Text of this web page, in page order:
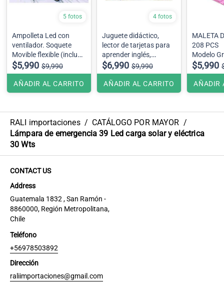
5 fotos
Ampolleta Led con
ventilador. Soquete
Movible flexible (incluye
control remoto)
$5,990 $9,990
AÑADIR AL CARRITO
4 fotos
Juguete didáctico,
lector de tarjetas para
aprender inglés,
Recargable usb ,
$6,990 $9,990
AÑADIR AL CARRITO
MALETA DE LÁPICES
208 PCS
Modelo
$5,990
AÑADIR
RALI importaciones / CATÁLOGO POR MAYOR /
Lámpara de emergencia 39 Led carga solar y eléctrica
30 Wts
CONTACT US
Address
Guatemala 1832 , San Ramón -
8860000, Región Metropolitana,
Chile
Teléfono
+56978503892
Dirección
raliimportaciones@gmail.com